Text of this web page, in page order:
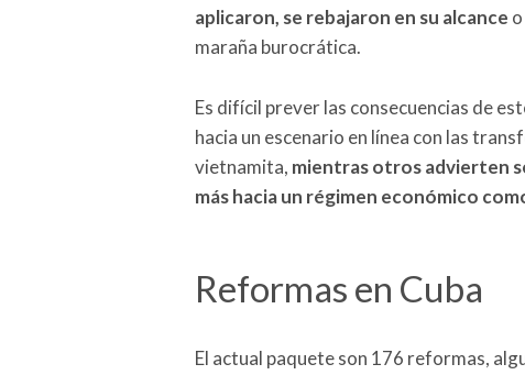
aplicaron, se rebajaron en su alcance
maraña burocrática.
Es difícil prever las consecuencias de
hacia un escenario en línea con las
vietnamita, mientras otros advierten
más hacia un régimen económico
Reformas en Cuba
El actual paquete son 176 reformas,